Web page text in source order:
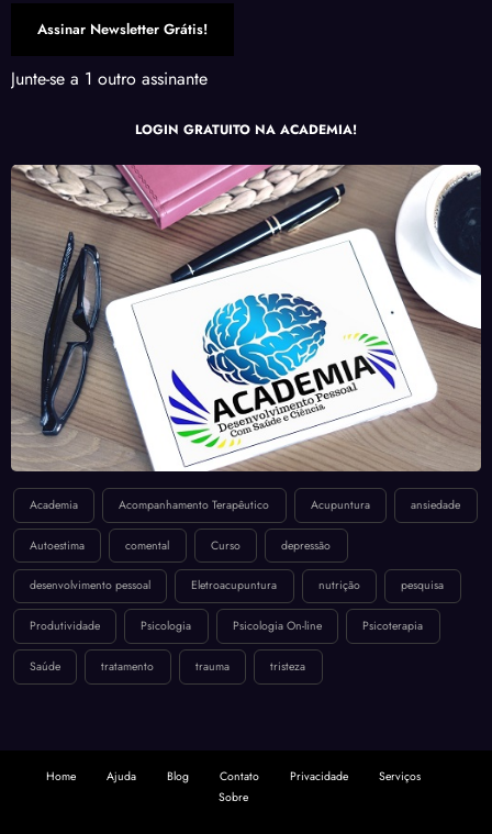
Assinar Newsletter Grátis!
Junte-se a 1 outro assinante
LOGIN GRATUITO NA ACADEMIA!
Academia Acompanhamento Terapêutico Acupuntura ansiedade
Autoestima comental Curso depressão
desenvolvimento pessoal Eletroacupuntura nutrição pesquisa
Produtividade Psicologia Psicologia On-line Psicoterapia
Saúde tratamento trauma tristeza
Home Ajuda Blog Contato Privacidade
Serviços
Sobre